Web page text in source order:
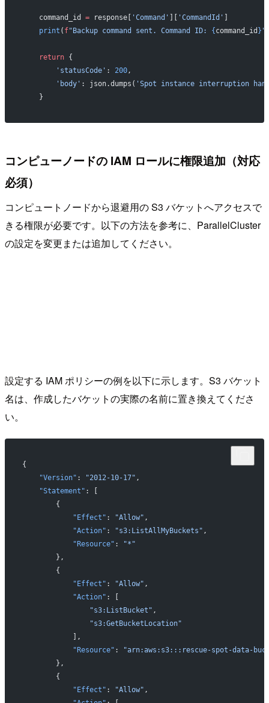
    command_id
= response[ 'Command' 'CommandId'
    print
( f"Backup command sent. Command ID: { command_id } "
    return
{
        'statusCode'
: 200,
        'body'
: json.dumps( 'Spot instance interruption
    }
コンピューノードの IAM ロールに権限追加（対応
必須）
コンピュートノードから退避用の S3 バケットへアクセスで
きる権限が必要です。以下の方法を参考に、ParallelCluster
の設定を変更または追加してください。
設定する IAM ポリシーの例を以下に示します。S3 バケット
名は、作成したバケットの実際の名前に置き換えてくださ
い。
{
    "Version"
: "2012-10-17" ,
    "Statement"
: [
        {
            "Effect"
: "Allow" ,
            "Action"
: "s3:ListAllMyBuckets" ,
            "Resource"
:
"*"
        },
        {
            "Effect"
: "Allow" ,
            "Action"
: [
                "s3:ListBucket"
,
                "s3:GetBucketLocation"
            ],
            "Resource"
:
"arn:aws:s3:::rescue-spot-data-
        },
        {
            "Effect"
: "Allow" ,